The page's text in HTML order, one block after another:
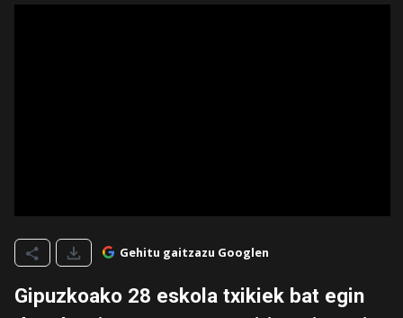
Gehitu gaitzazu Googlen
Gipuzkoako 28 eskola txikiek bat egin